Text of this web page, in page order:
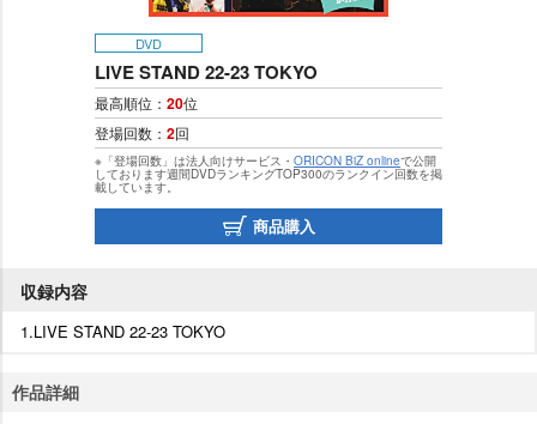
DVD
LIVE STAND 22-23 TOKYO
最高順位： 20位
登場回数： 2回
※「登場回数」は法人向けサービス・ ORICON BiZ onlineで公開
しております週間DVDランキングTOP300のランクイン回数を掲
載しています。
商品購入
収録内容
1.LIVE STAND 22-23 TOKYO
作品詳細